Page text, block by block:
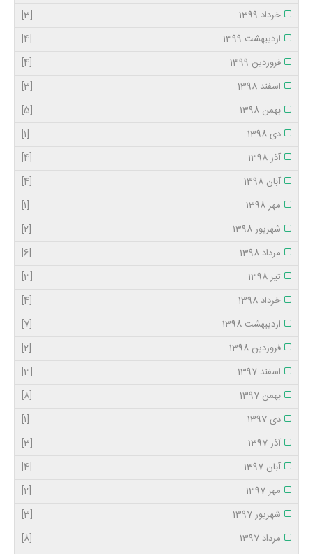
خرداد 1399
[3]
اردیبهشت 1399
[4]
فروردین 1399
[4]
اسفند 1398
[3]
بهمن 1398
[5]
دی 1398
[1]
آذر 1398
[4]
آبان 1398
[4]
مهر 1398
[1]
شهریور 1398
[2]
مرداد 1398
[6]
تیر 1398
[3]
خرداد 1398
[4]
اردیبهشت 1398
[7]
فروردین 1398
[2]
اسفند 1397
[3]
بهمن 1397
[8]
دی 1397
[1]
آذر 1397
[3]
آبان 1397
[4]
مهر 1397
[2]
شهریور 1397
[3]
مرداد 1397
[8]